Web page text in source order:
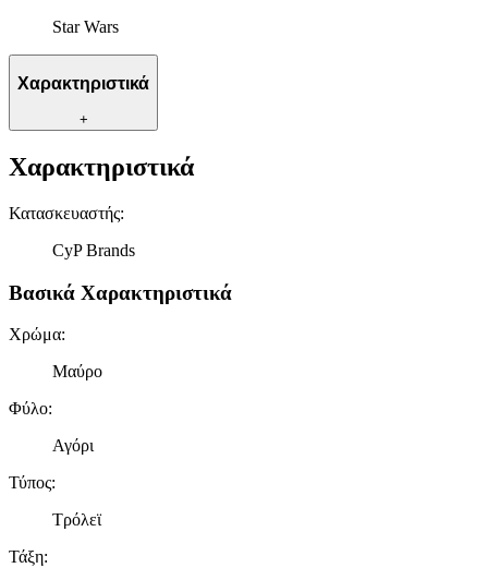
Star Wars
Χαρακτηριστικά
+
Χαρακτηριστικά
Κατασκευαστής:
CyP Brands
Βασικά Χαρακτηριστικά
Χρώμα:
Μαύρο
Φύλο:
Αγόρι
Τύπος:
Τρόλεϊ
Τάξη: